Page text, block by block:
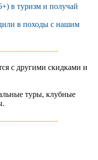
в туризм и получай
в походы с нашим
с другими скидками и
туры, клубные